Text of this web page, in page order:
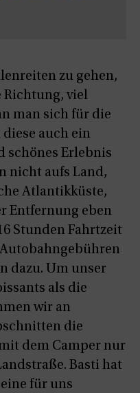
zu gehen,
Richtung, viel
man sich für die
auch ein
schönes Erlebnis
nicht aufs Land,
Atlantikküste,
Entfernung eben
Stunden Fahrtzeit
dazu. Um unser
als die
wir an
die
dem Camper nur
Basti hat
für uns